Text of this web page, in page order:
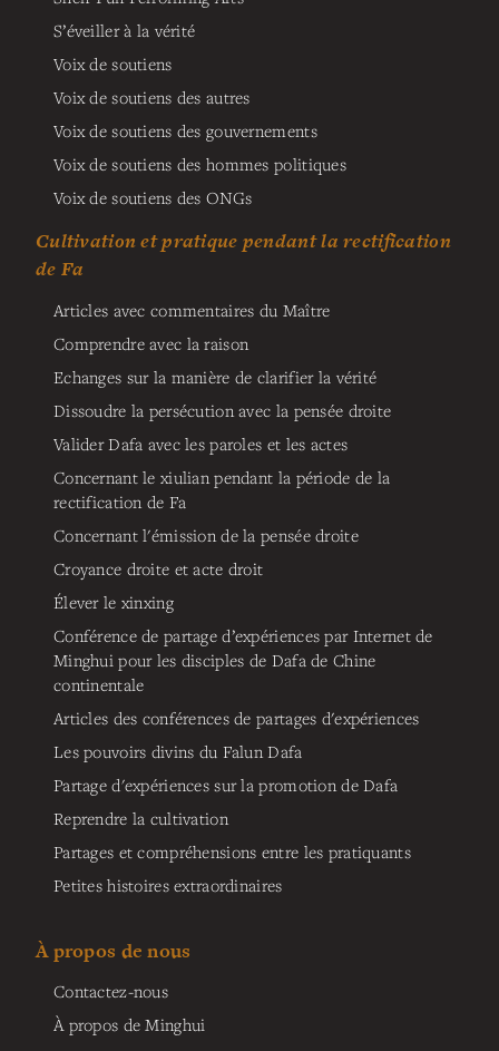
S’éveiller à la vérité
Voix de soutiens
Voix de soutiens des autres
Voix de soutiens des gouvernements
Voix de soutiens des hommes politiques
Voix de soutiens des ONGs
Cultivation et pratique pendant la rectification
de Fa
Articles avec commentaires du Maître
Comprendre avec la raison
Echanges sur la manière de clarifier la vérité
Dissoudre la persécution avec la pensée droite
Valider Dafa avec les paroles et les actes
Concernant le xiulian pendant la période de la
rectification de Fa
Concernant l'émission de la pensée droite
Croyance droite et acte droit
Élever le xinxing
Conférence de partage d’expériences par Internet de
Minghui pour les disciples de Dafa de Chine
continentale
Articles des conférences de partages d'expériences
Les pouvoirs divins du Falun Dafa
Partage d'expériences sur la promotion de Dafa
Reprendre la cultivation
Partages et compréhensions entre les pratiquants
Petites histoires extraordinaires
À propos de nous
Contactez-nous
À propos de Minghui